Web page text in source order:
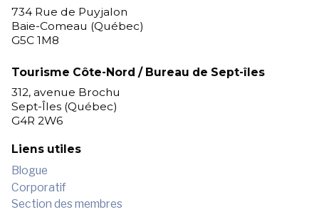
734 Rue de Puyjalon
Baie-Comeau (Québec)
G5C 1M8
Tourisme Côte-Nord / Bureau de Sept-îles
312, avenue Brochu
Sept-Îles (Québec)
G4R 2W6
Liens utiles
Blogue
Corporatif
Section des membres